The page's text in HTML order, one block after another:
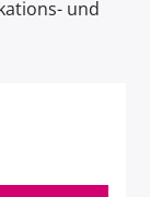
und